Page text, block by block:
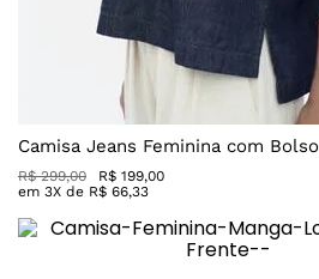
Camisa Jeans Feminina com Bolso
R$ 299,00 R$ 199,00
em 3X de R$ 66,33